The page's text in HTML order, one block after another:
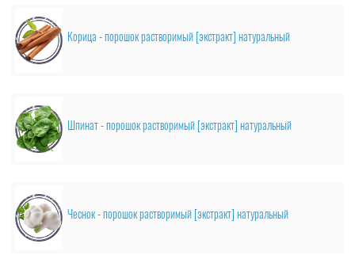
Корица - порошок растворимый [экстракт] натуральный
Шпинат - порошок растворимый [экстракт] натуральный
Чеснок - порошок растворимый [экстракт] натуральный